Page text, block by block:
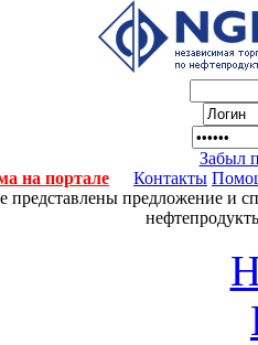
Забыл
на портале
Контакты
представлены предложение и